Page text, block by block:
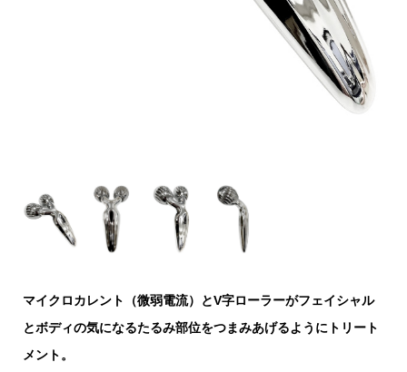
マイクロカレント（微弱電流）とV字ローラーがフェイシャル
とボディの気になるたるみ部位をつまみあげるようにトリート
メント。